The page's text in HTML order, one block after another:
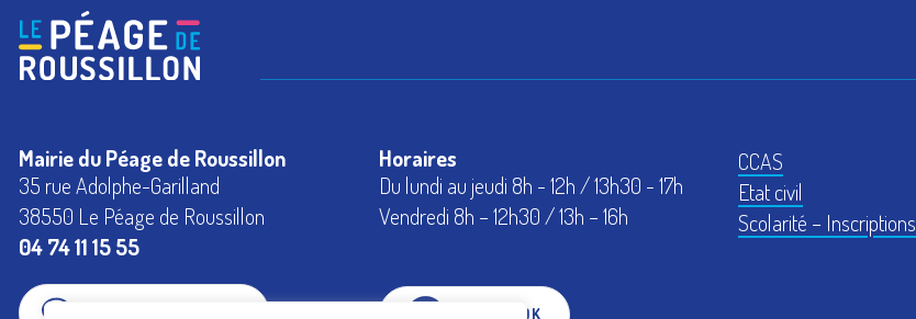
Mairie du Péage de Roussillon
35 rue Adolphe-Garilland
38550 Le Péage de Roussillon
04 74 11 15 55
Horaires
Du lundi au jeudi 8h - 12h / 13h30 - 17h
Vendredi 8h – 12h30 / 13h – 16h
FACEBOOK
CCAS
Etat civil
Scolarité – Inscriptions